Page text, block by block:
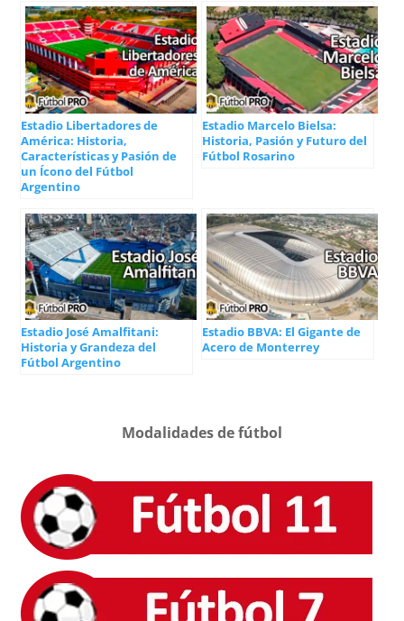
Estadio Libertadores de
América: Historia,
Características y Pasión de
un Ícono del Fútbol
Argentino
Estadio Marcelo Bielsa:
Historia, Pasión y Futuro del
Fútbol Rosarino
Estadio José Amalfitani:
Historia y Grandeza del
Fútbol Argentino
Estadio BBVA: El Gigante de
Acero de Monterrey
Modalidades de fútbol